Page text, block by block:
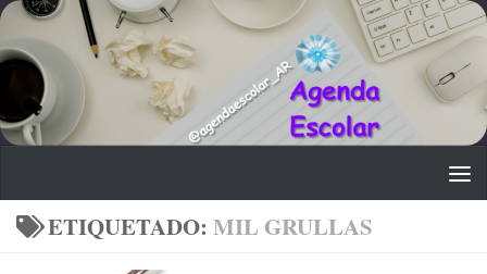
Saltar al contenido
ETIQUETADO: MIL GRULLAS